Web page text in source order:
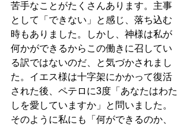
苦手なことがたくさんあります。主事
として「できない」と感じ、落ち込む
時もありました。しかし、神様は私が
何かができるからこの働きに召してい
る訳ではないのだ、と気づかされまし
た。イエス様は十字架にかかって復活
された後、ペテロに3度「あなたはわた
しを愛していますか」と問いました。
そのように私にも「何ができるのか、